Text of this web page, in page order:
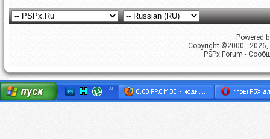
Powered
Copyright ©2000 -
PSPx Forum -